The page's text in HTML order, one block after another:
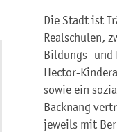
Die Stadt ist
Realschulen,
Bildungs- und
Hector-
sowie ein
Backnang
jeweils mit